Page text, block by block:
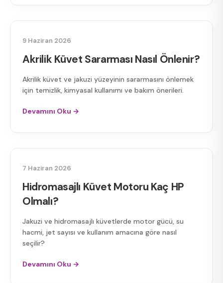
9 Haziran 2026
Akrilik Küvet Sararması Nasıl Önlenir?
Akrilik küvet ve jakuzi yüzeyinin sararmasını önlemek
için temizlik, kimyasal kullanımı ve bakım önerileri.
Devamını Oku →
7 Haziran 2026
Hidromasajlı Küvet Motoru Kaç HP
Olmalı?
Jakuzi ve hidromasajlı küvetlerde motor gücü, su
hacmi, jet sayısı ve kullanım amacına göre nasıl
seçilir?
Devamını Oku →